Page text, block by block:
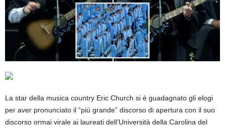
La star della musica country Eric Church si è guadagnato gli elogi
per aver pronunciato il “più grande” discorso di apertura con il suo
discorso ormai virale ai laureati dell’Università della Carolina del